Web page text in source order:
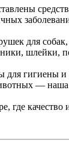
для
шлейки,
гигиены
—
качество и